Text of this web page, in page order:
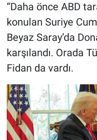
“Daha önce ABD
konulan Suriye
Beyaz Saray’da
karşılandı. Orada
Fidan da vardı.